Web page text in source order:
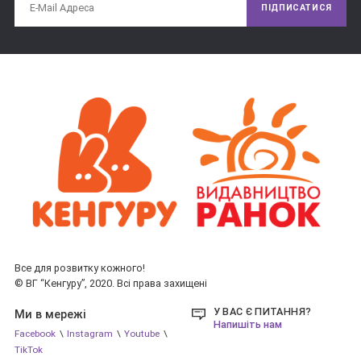
втрачають своєї мудрості і простоти. І сьогодні в цих
історіях можна знайти відповіді на багато важливих питань,
які постають перед кожним вже в ранньому дитинстві.
ПІДПИСАТИСЯ
Все для розвитку кожного!
© ВГ “Кенгуру”, 2020. Всі права захищені
У ВАС Є ПИТАННЯ?
Напишіть нам
Ми в мережі
Facebook \ Instagram \ Youtube \
TikTok